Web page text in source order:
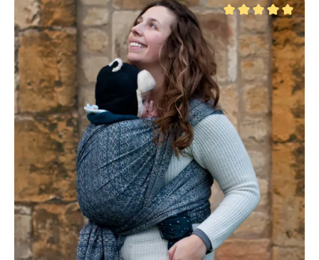
Durchschnittliche